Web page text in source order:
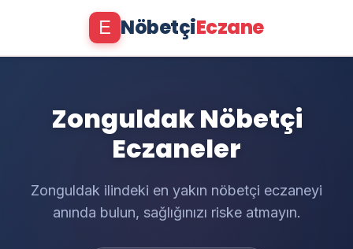
E NöbetçiEczane
Zonguldak Nöbetçi
Eczaneler
Zonguldak ilindeki en yakın nöbetçi eczaneyi
anında bulun, sağlığınızı riske atmayın.